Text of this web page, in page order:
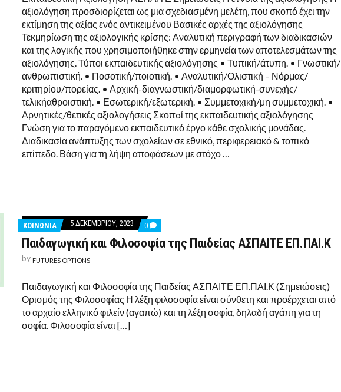
αξιολόγηση προσδιορίζεται ως μια σχεδιασμένη μελέτη, που σκοπό έχει την
εκτίμηση της αξίας ενός αντικειμένου Βασικές αρχές της αξιολόγησης
Τεκμηρίωση της αξιολογικής κρίσης: Αναλυτική περιγραφή των διαδικασιών
και της λογικής που χρησιμοποιήθηκε στην ερμηνεία των αποτελεσμάτων της
αξιολόγησης. Τύποι εκπαιδευτικής αξιολόγησης • Τυπική/άτυπη. • Γνωστική/
ανθρωπιστική. • Ποσοτική/ποιοτική. • Αναλυτική/Ολιστική – Νόρμας/
κριτηρίου/πορείας. • Αρχική-διαγνωστική/διαμορφωτική-συνεχής/
τελικήαθροιστική. • Εσωτερική/εξωτερική. • Συμμετοχική/μη συμμετοχική. •
Αρνητικές/θετικές αξιολογήσεις Σκοπoί της εκπαιδευτικής αξιολόγησης
Γνώση για το παραγόμενο εκπαιδευτικό έργο κάθε σχολικής μονάδας.
Διαδικασία ανάπτυξης των σχολείων σε εθνικό, περιφερειακό & τοπικό
επίπεδο. Βάση για τη λήψη αποφάσεων με στόχο …
ΚΟΙΝΩΝΙΑ 5 ΔΕΚΕΜΒΡΊΟΥ, 2023 0 COMMENTS
ON
ΠΑΙΔΑΓΩΓΙΚΉ
ΚΑΙ
ΑΣΠΑΙΤΕ
ΕΠ.ΠΑΙ.Κ
Παιδαγωγική και Φιλοσοφία της Παιδείας ΑΣΠΑΙΤΕ ΕΠ.ΠΑΙ.Κ
by FUTURES OPTIONS
Παιδαγωγική και Φιλοσοφία της Παιδείας ΑΣΠΑΙΤΕ ΕΠ.ΠΑΙ.Κ (Σημειώσεις)
Ορισμός της Φιλοσοφίας Η λέξη φιλοσοφία είναι σύνθετη και προέρχεται από
το αρχαίο ελληνικό φιλείν (αγαπώ) και τη λέξη σοφία, δηλαδή αγάπη για τη
σοφία. Φιλοσοφία είναι […]